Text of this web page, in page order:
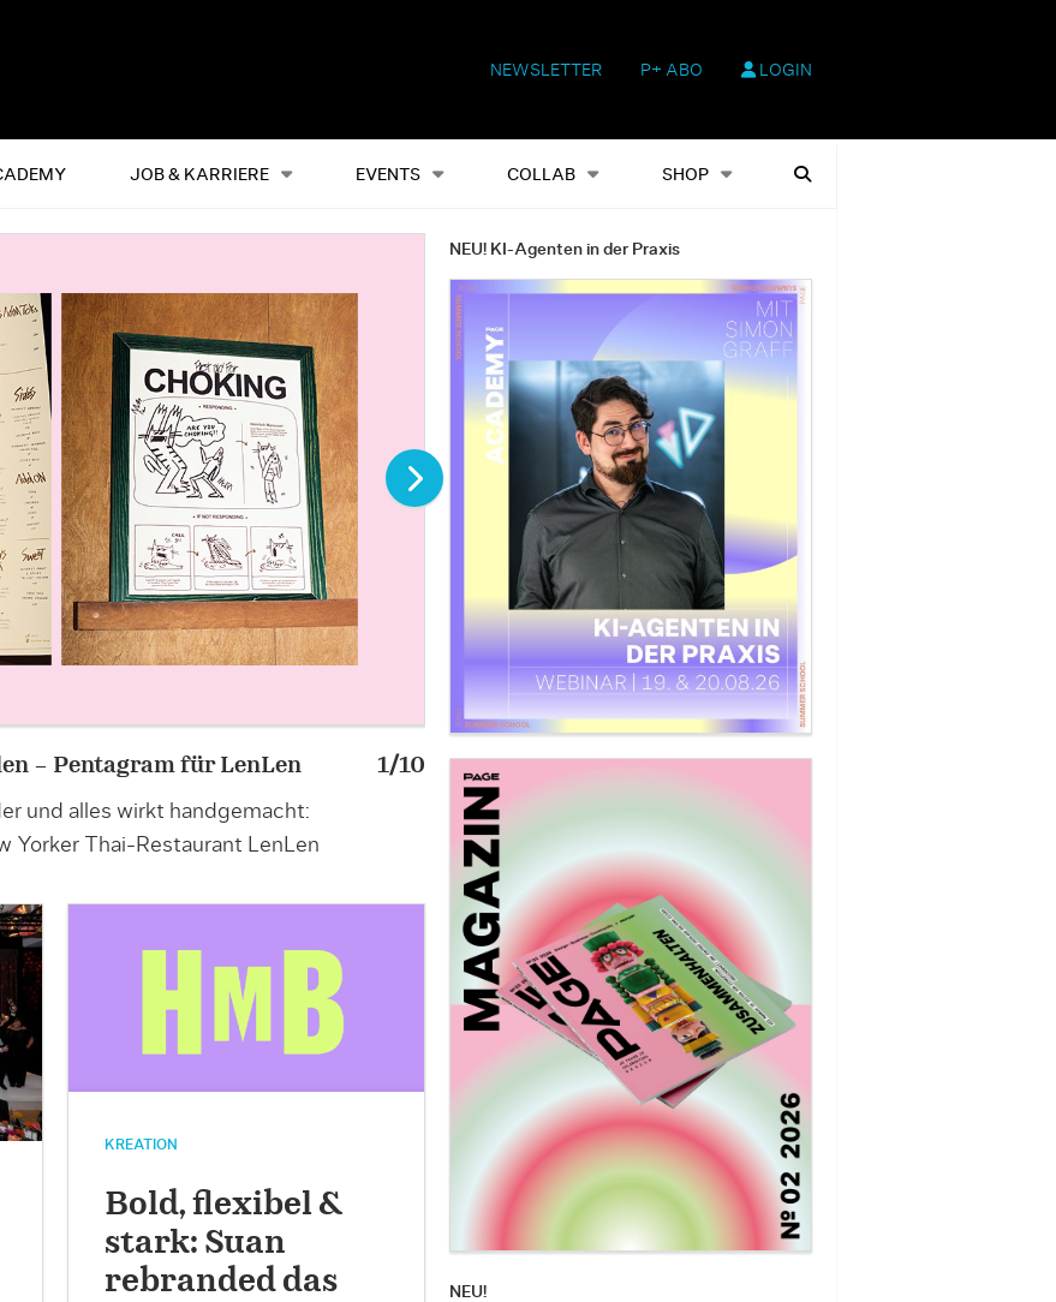
NEWSLETTER P+ ABO LOGIN
JOB & KARRIERE EVENTS COLLAB SHOP
Alles Events Shop Heftausgaben Suchen
– Pentagram für LenLen
und alles wirkt handgemacht:
Yorker Thai-Restaurant LenLen
1/10 »KI kennt keine physikalischen Grenzen – ich schon«
Produktdesignerin Tina Bobbe über Fräser mit Radius,
Espressomaschinen aus dem Prompt und »AI Slop«.
KREATION
Bold, flexibel &
stark: Suan
rebranded das
NEU! KI-Agenten in der Praxis
NEU!